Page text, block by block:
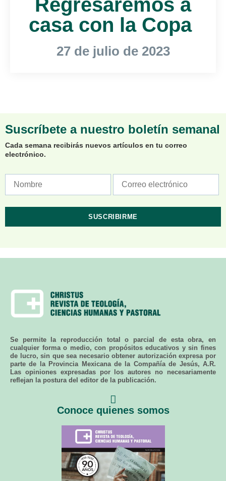
Regresaremos a
casa con la Copa
27 de julio de 2023
Suscríbete a nuestro boletín semanal
Cada semana recibirás nuevos artículos en tu correo
electrónico.
Se permite la reproducción total o parcial de esta obra, en
cualquier forma o medio, con propósitos educativos y sin fines
de lucro, sin que sea necesario obtener autorización expresa por
parte de la Provincia Mexicana de la Compañía de Jesús, A.R.
Las opiniones expresadas por los autores no necesariamente
reflejan la postura del editor de la publicación.
Conoce quienes somos